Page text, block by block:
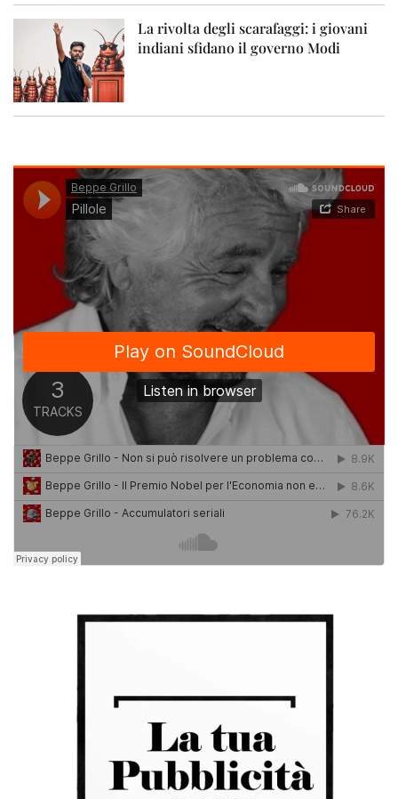
La rivolta degli scarafaggi: i giovani
indiani sfidano il governo Modi